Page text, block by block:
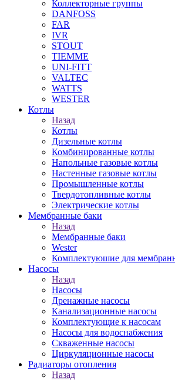
Коллекторные группы
DANFOSS
FAR
IVR
STOUT
TIEMME
UNI-FITT
VALTEC
WATTS
WESTER
Котлы
Назад
Котлы
Дизельные котлы
Комбинированные котлы
Напольные газовые котлы
Настенные газовые котлы
Промышленные котлы
Твердотопливные котлы
Электрические котлы
Мембранные баки
Назад
Мембранные баки
Wester
Комплектуюшие для
Насосы
Назад
Насосы
Дренажные насосы
Канализационные насосы
Комплектующие к насосам
Насосы для водоснабжения
Скваженные насосы
Циркуляционные насосы
Радиаторы отопления
Назад